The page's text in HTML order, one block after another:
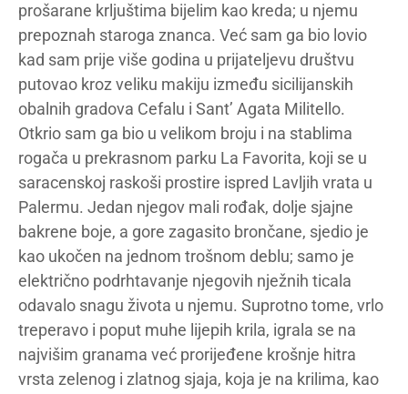
prošarane krljuštima bijelim kao kreda; u njemu
prepoznah staroga znanca. Već sam ga bio lovio
kad sam prije više godina u prijateljevu društvu
putovao kroz veliku makiju između sicilijanskih
obalnih gradova Cefalu i Sant’ Agata Militello.
Otkrio sam ga bio u velikom broju i na stablima
rogača u prekrasnom parku La Favorita, koji se u
saracenskoj raskoši prostire ispred Lavljih vrata u
Palermu. Jedan njegov mali rođak, dolje sjajne
bakrene boje, a gore zagasito brončane, sjedio je
kao ukočen na jednom trošnom deblu; samo je
električno podrhtavanje njegovih nježnih ticala
odavalo snagu života u njemu. Suprotno tome, vrlo
treperavo i poput muhe lijepih krila, igrala se na
najvišim granama već prorijeđene krošnje hitra
vrsta zelenog i zlatnog sjaja, koja je na krilima, kao